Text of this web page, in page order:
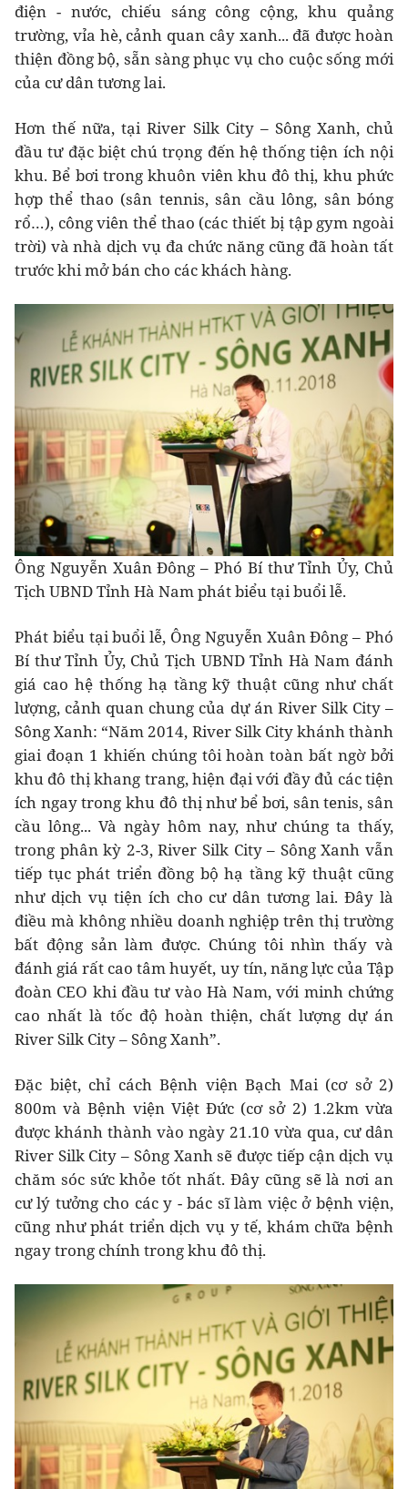
điện - nước, chiếu sáng công cộng, khu quảng
trường, vỉa hè, cảnh quan cây xanh... đã được hoàn
thiện đồng bộ, sẵn sàng phục vụ cho cuộc sống mới
của cư dân tương lai.
Hơn thế nữa, tại River Silk City – Sông Xanh, chủ
đầu tư đặc biệt chú trọng đến hệ thống tiện ích nội
khu. Bể bơi trong khuôn viên khu đô thị, khu phức
hợp thể thao (sân tennis, sân cầu lông, sân bóng
rổ…), công viên thể thao (các thiết bị tập gym ngoài
trời) và nhà dịch vụ đa chức năng cũng đã hoàn tất
trước khi mở bán cho các khách hàng.
Ông Nguyễn Xuân Đông – Phó Bí thư Tỉnh Ủy, Chủ
Tịch UBND Tỉnh Hà Nam phát biểu tại buổi lễ.
Phát biểu tại buổi lễ, Ông Nguyễn Xuân Đông – Phó
Bí thư Tỉnh Ủy, Chủ Tịch UBND Tỉnh Hà Nam đánh
giá cao hệ thống hạ tầng kỹ thuật cũng như chất
lượng, cảnh quan chung của dự án River Silk City –
Sông Xanh: “Năm 2014, River Silk City khánh thành
giai đoạn 1 khiến chúng tôi hoàn toàn bất ngờ bởi
khu đô thị khang trang, hiện đại với đầy đủ các tiện
ích ngay trong khu đô thị như bể bơi, sân tenis, sân
cầu lông... Và ngày hôm nay, như chúng ta thấy,
trong phân kỳ 2-3, River Silk City – Sông Xanh vẫn
tiếp tục phát triển đồng bộ hạ tầng kỹ thuật cũng
như dịch vụ tiện ích cho cư dân tương lai. Đây là
điều mà không nhiều doanh nghiệp trên thị trường
bất động sản làm được. Chúng tôi nhìn thấy và
đánh giá rất cao tâm huyết, uy tín, năng lực của Tập
đoàn CEO khi đầu tư vào Hà Nam, với minh chứng
cao nhất là tốc độ hoàn thiện, chất lượng dự án
River Silk City – Sông Xanh”.
Đặc biệt, chỉ cách Bệnh viện Bạch Mai (cơ sở 2)
800m và Bệnh viện Việt Đức (cơ sở 2) 1.2km vừa
được khánh thành vào ngày 21.10 vừa qua, cư dân
River Silk City – Sông Xanh sẽ được tiếp cận dịch vụ
chăm sóc sức khỏe tốt nhất. Đây cũng sẽ là nơi an
cư lý tưởng cho các y - bác sĩ làm việc ở bệnh viện,
cũng như phát triển dịch vụ y tế, khám chữa bệnh
ngay trong chính trong khu đô thị.